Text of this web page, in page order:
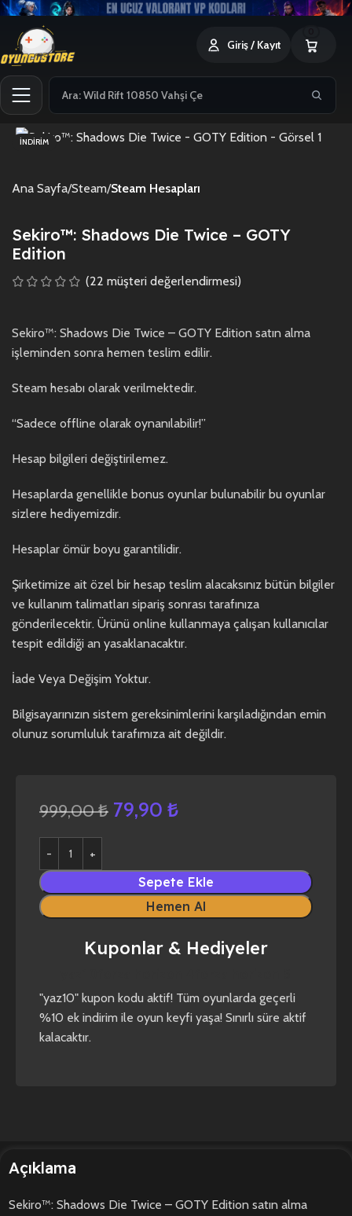
Giriş / Kayıt
İNDIRIM
Ana Sayfa Steam Steam Hesapları
Sekiro™: Shadows Die Twice – GOTY
Edition
(22 müşteri değerlendirmesi)
Sekiro™: Shadows Die Twice – GOTY Edition satın alma
işleminden sonra hemen teslim edilir.
Steam hesabı olarak verilmektedir.
“Sadece offline olarak oynanılabilir!”
Hesap bilgileri değiştirilemez.
Hesaplarda genellikle bonus oyunlar bulunabilir bu oyunlar
sizlere hediyemizdir.
Hesaplar ömür boyu garantilidir.
Şirketimize ait özel bir hesap teslim alacaksınız bütün bilgiler
ve kullanım talimatları sipariş sonrası tarafınıza
gönderilecektir. Ürünü online kullanmaya çalışan kullanıcılar
tespit edildiği an yasaklanacaktır.
İade Veya Değişim Yoktur.
Bilgisayarınızın sistem gereksinimlerini karşıladığından emin
olunuz sorumluluk tarafımıza ait değildir.
999,00₺ 79,90 ₺
Sepete Ekle
Hemen Al
Kuponlar & Hediyeler
"yaz10" kupon kodu aktif! Tüm oyunlarda geçerli
%10 ek indirim ile oyun keyfi yaşa! Sınırlı süre aktif
kalacaktır.
Açıklama
Sekiro™: Shadows Die Twice – GOTY Edition satın alma